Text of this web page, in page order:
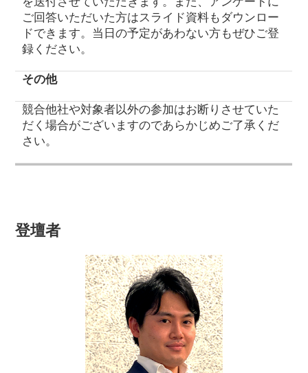
ご回答いただいた方はスライド資料もダウンロー
ドできます。当日の予定があわない方もぜひご登
録ください。
その他
競合他社や対象者以外の参加はお断りさせていた
だく場合がございますのであらかじめご了承くだ
さい。
登壇者